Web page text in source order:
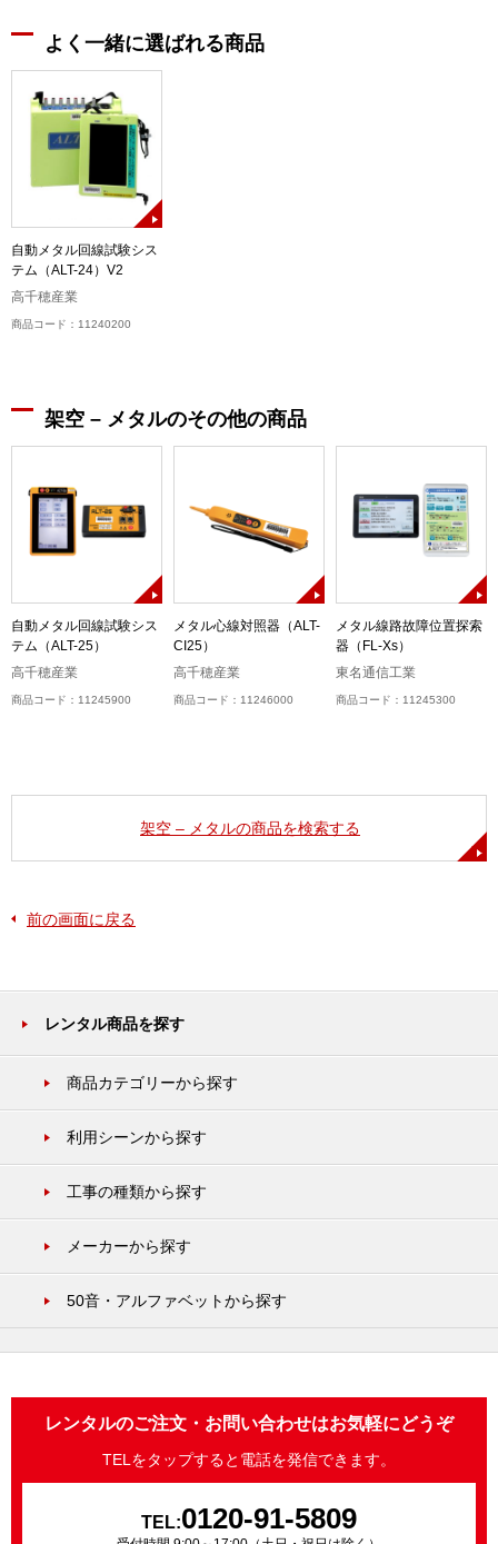
よく一緒に選ばれる商品
自動メタル回線試験シス
テム（ALT-24）V2
高千穂産業
商品コード：11240200
架空 – メタルのその他の商品
自動メタル回線試験シス
テム（ALT-25）
高千穂産業
商品コード：11245900
メタル心線対照器（ALT-
CI25）
高千穂産業
商品コード：11246000
メタル線路故障位置探索
器（FL-Xs）
東名通信工業
商品コード：11245300
架空 – メタルの商品を検索する
前の画面に戻る
レンタル商品を探す
商品カテゴリーから探す
利用シーンから探す
工事の種類から探す
メーカーから探す
50音・アルファベットから探す
レンタルのご注文・お問い合わせはお気軽にどうぞ
TELをタップすると電話を発信できます。
TEL:0120-91-5809